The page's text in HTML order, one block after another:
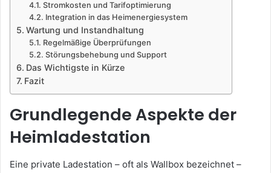
Stromkosten und Tarifoptimierung
Integration in das Heimenergiesystem
Wartung und Instandhaltung
Regelmäßige Überprüfungen
Störungsbehebung und Support
Das Wichtigste in Kürze
Fazit
Grundlegende Aspekte der
Heimladestation
Eine private Ladestation – oft als Wallbox bezeichnet –